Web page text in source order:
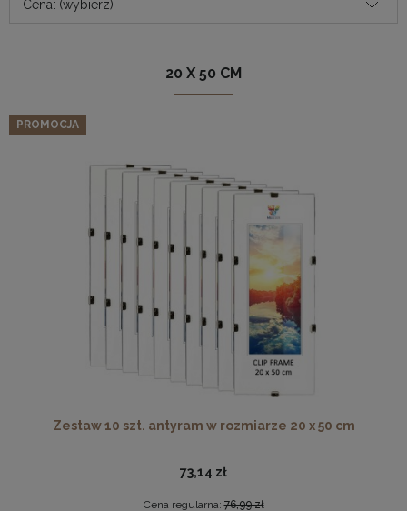
Cena: (wybierz)
20 X 50 CM
Zestaw 10 szt. antyram w rozmiarze 20 x 50 cm
73,14 zł
Cena regularna:76,99 zł
PROMOCJA